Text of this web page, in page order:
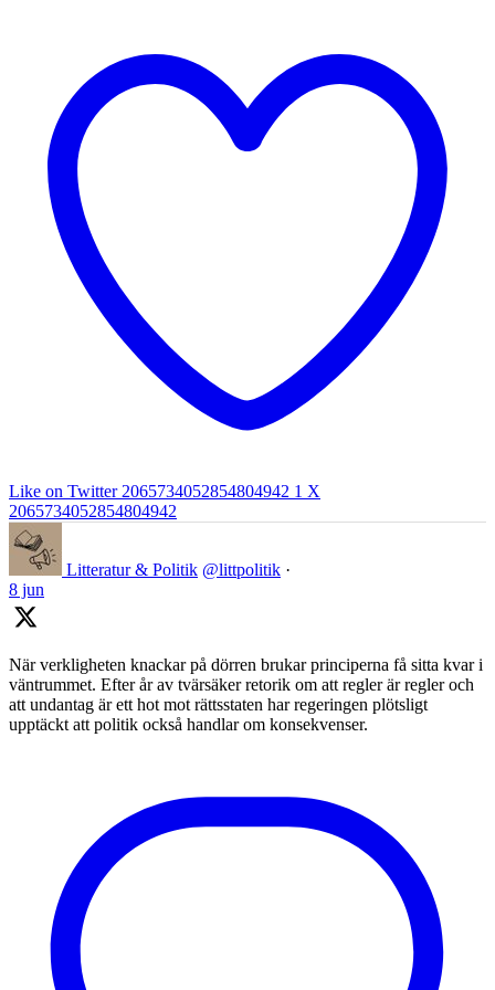
Like on Twitter 2065734052854804942 1 X
2065734052854804942
Litteratur & Politik @littpolitik ·
8 jun
När verkligheten knackar på dörren brukar principerna få sitta kvar i
väntrummet. Efter år av tvärsäker retorik om att regler är regler och
att undantag är ett hot mot rättsstaten har regeringen plötsligt
upptäckt att politik också handlar om konsekvenser.